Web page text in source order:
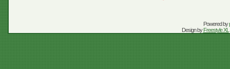
Powered by
Design byFreestyle XL